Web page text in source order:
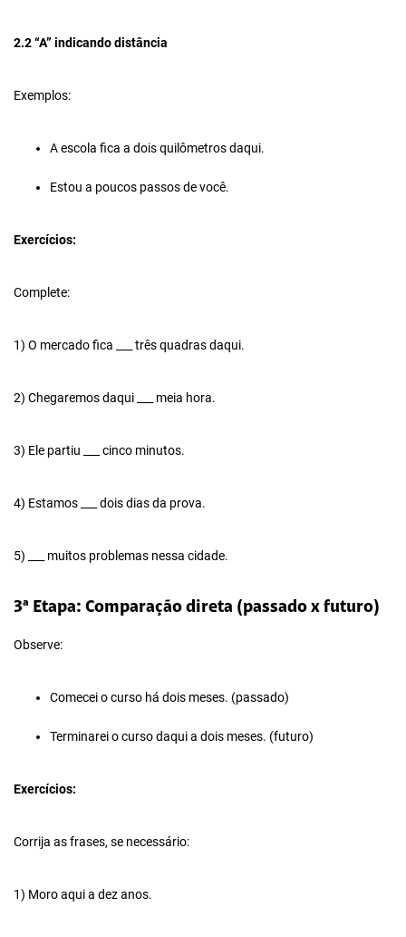
2.2 “A” indicando distância
Exemplos:
A escola fica a dois quilômetros daqui.
Estou a poucos passos de você.
Exercícios:
Complete:
1) O mercado fica ___ três quadras daqui.
2) Chegaremos daqui ___ meia hora.
3) Ele partiu ___ cinco minutos.
4) Estamos ___ dois dias da prova.
5) ___ muitos problemas nessa cidade.
3ª Etapa: Comparação direta (passado x futuro)
Observe:
Comecei o curso há dois meses. (passado)
Terminarei o curso daqui a dois meses. (futuro)
Exercícios:
Corrija as frases, se necessário:
1) Moro aqui a dez anos.